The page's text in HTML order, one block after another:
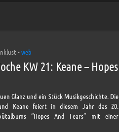
•web
KW 21: Keane – Hopes
Glanz und ein Stück Musikgeschichte. Die
Keane feiert in diesem Jahr das 20.
“Hopes And Fears” mit einer